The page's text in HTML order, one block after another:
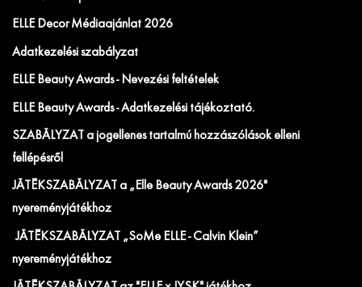
ELLE Decor Médiaajánlat 2026
Adatkezelési szabályzat
ELLE Beauty Awards - Nevezési feltételek
ELLE Beauty Awards - Adatkezelési tájékoztató.
SZABÁLYZAT a jogellenes tartalmú hozzászólások elleni
fellépésről
JÁTÉKSZABÁLYZAT a „Elle Beauty Awards 2026"
nyereményjátékhoz
JÁTÉKSZABÁLYZAT „SoMe ELLE - Calvin Klein”
nyereményjátékhoz